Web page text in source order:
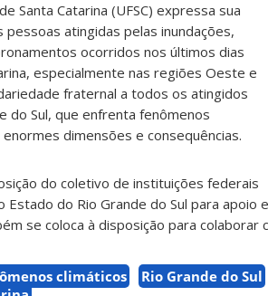
Santa Catarina (UFSC) expressa sua
atingidas pelas inundações,
ocorridos nos últimos dias
especialmente nas regiões Oeste e
fraternal a todos os atingidos
do Sul, que enfrenta fenômenos
dimensões e consequências.
do coletivo de instituições federais
Estado do Rio Grande do Sul para apoio
se coloca à disposição para colaborar
climáticos Rio Grande do Sul